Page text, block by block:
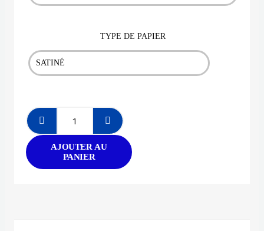
TYPE DE PAPIER
Poster
AJOUTER AU
PANIER